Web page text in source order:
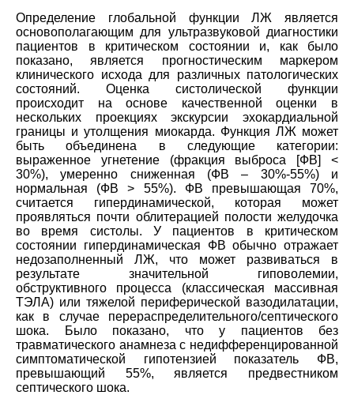
Определение глобальной функции ЛЖ является
основополагающим для ультразвуковой диагностики
пациентов в критическом состоянии и, как было
показано, является прогностическим маркером
клинического исхода для различных патологических
состояний. Оценка систолической функции
происходит на основе качественной оценки в
нескольких проекциях экскурсии эхокардиальной
границы и утолщения миокарда. Функция ЛЖ может
быть объединена в следующие категории:
выраженное угнетение (фракция выброса [ФВ] <
30%), умеренно сниженная (ФВ – 30%-55%) и
нормальная (ФВ > 55%). ФВ превышающая 70%,
считается гипердинамической, которая может
проявляться почти облитерацией полости желудочка
во время систолы. У пациентов в критическом
состоянии гипердинамическая ФВ обычно отражает
недозаполненный ЛЖ, что может развиваться в
результате значительной гиповолемии,
обструктивного процесса (классическая массивная
ТЭЛА) или тяжелой периферической вазодилатации,
как в случае перераспределительного/септического
шока. Было показано, что у пациентов без
травматического анамнеза с недифференцированной
симптоматической гипотензией показатель ФВ,
превышающий 55%, является предвестником
септического шока.